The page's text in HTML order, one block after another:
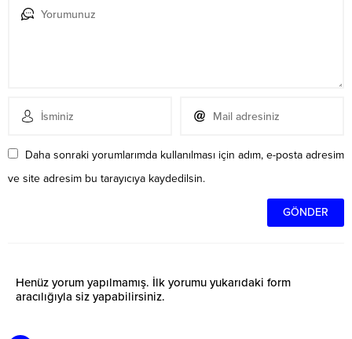
Daha sonraki yorumlarımda kullanılması için adım, e-posta adresim
ve site adresim bu tarayıcıya kaydedilsin.
Henüz yorum yapılmamış. İlk yorumu yukarıdaki form
aracılığıyla siz yapabilirsiniz.